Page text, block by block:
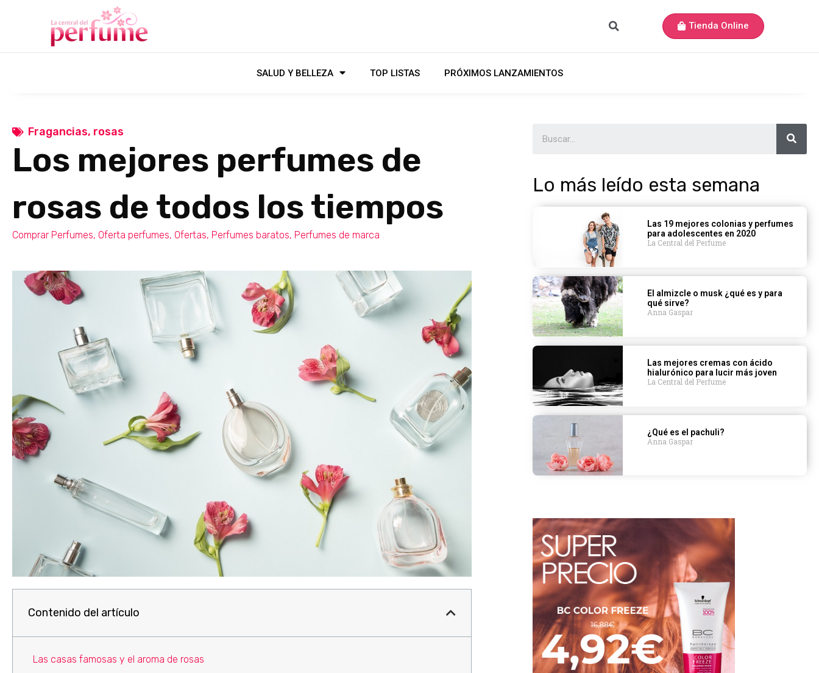
Tienda Online
SALUD Y BELLEZA TOP LISTAS PRÓXIMOS LANZAMIENTOS
Fragancias, rosas
Los mejores perfumes de
rosas de todos los tiempos
Comprar Perfumes, Oferta perfumes, Ofertas, Perfumes baratos, Perfumes de marca
Contenido del artículo
Las casas famosas y el aroma de rosas
Lo más leído esta semana
Las 19 mejores colonias y perfumes
para adolescentes en 2020
La Central del Perfume
El almizcle o musk ¿qué es y para
qué sirve?
Anna Gaspar
Las mejores cremas con ácido
hialurónico para lucir más joven
La Central del Perfume
¿Qué es el pachuli?
Anna Gaspar